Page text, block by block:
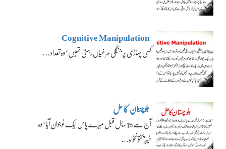
Cognitive Manipulation
کسی پہاڑی پر جنگلی مرغیاں رہتی تھیں‘ وہ تعداد…
بلوچستان کا حل
آج سے 15 سال قبل میرے پاس ایک نوجوان آیا‘ وہ
خیبرپختونخواہ…